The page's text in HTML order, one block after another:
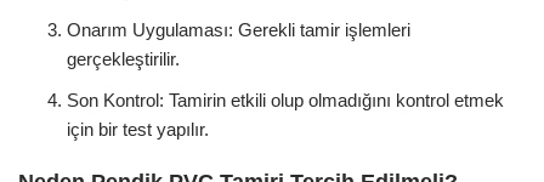
Onarım Uygulaması: Gerekli tamir işlemleri
gerçekleştirilir.
Son Kontrol: Tamirin etkili olup olmadığını kontrol etmek
için bir test yapılır.